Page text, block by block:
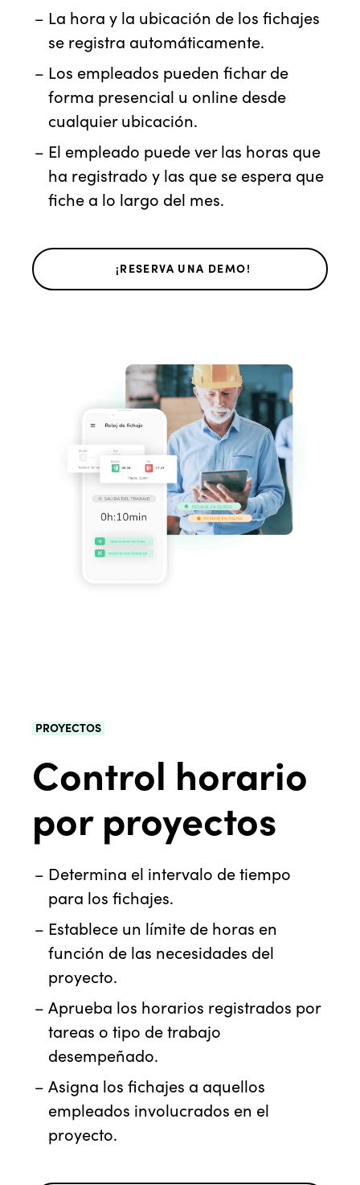
La hora y la ubicación de los fichajes
se registra automáticamente.
Los empleados pueden fichar de
forma presencial u online desde
cualquier ubicación.
El empleado puede ver las horas que
ha registrado y las que se espera que
fiche a lo largo del mes.
¡RESERVA UNA DEMO!
PROYECTOS
Control horario
por proyectos
Determina el intervalo de tiempo
para los fichajes.
Establece un límite de horas en
función de las necesidades del
proyecto.
Aprueba los horarios registrados por
tareas o tipo de trabajo
desempeñado.
Asigna los fichajes a aquellos
empleados involucrados en el
proyecto.